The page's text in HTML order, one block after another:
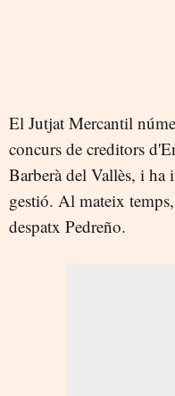
El Jutjat Mercantil
concurs de creditors
Barberà del Vallès, i ha
gestió. Al mateix
despatx Pedreño.